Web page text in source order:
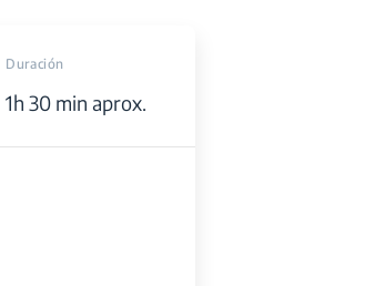
Duración
1h 30 min aprox.